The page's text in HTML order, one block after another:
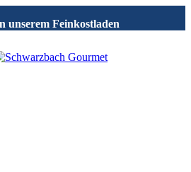
unserem Feinkostladen